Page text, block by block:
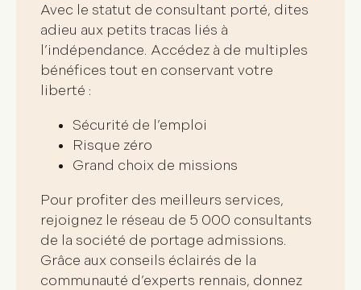
Avec le statut de consultant porté, dites
adieu aux petits tracas liés à
l’indépendance. Accédez à de multiples
bénéfices tout en conservant votre
liberté :
Sécurité de l’emploi
Risque zéro
Grand choix de missions
Pour profiter des meilleurs services,
rejoignez le réseau de 5 000 consultants
de la société de portage admissions.
Grâce aux conseils éclairés de la
communauté d’experts rennais, donnez